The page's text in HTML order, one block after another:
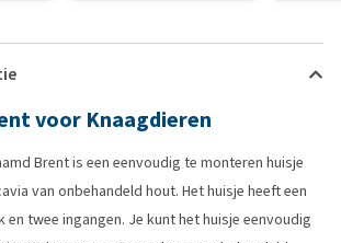
voor Knaagdieren
Brent is een eenvoudig te monteren huisje
van onbehandeld hout. Het huisje heeft een
twee ingangen. Je kunt het huisje eenvoudig